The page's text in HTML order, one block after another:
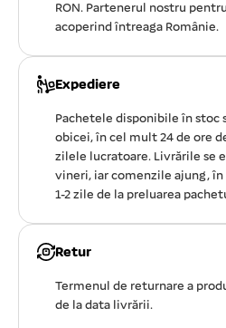
RON. Partenerul nostru
acoperind întreaga Românie.
Expediere
Pachetele disponibile în stoc
obicei, în cel mult 24 de ore
zilele lucratoare. Livrările se
vineri, iar comenzile ajung,
1-2 zile de la preluarea
Retur
Termenul de returnare a
de la data livrării.